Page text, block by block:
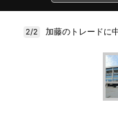
2/2 加藤のトレードに